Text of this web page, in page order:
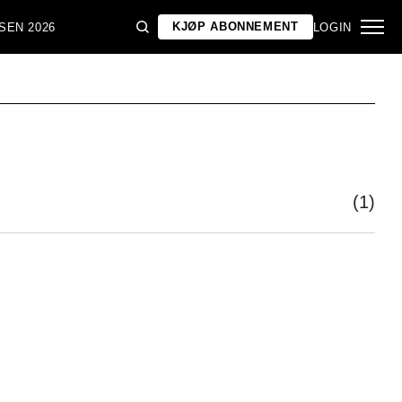
2026 KJØP ABONNEMENT LOGIN
(1)